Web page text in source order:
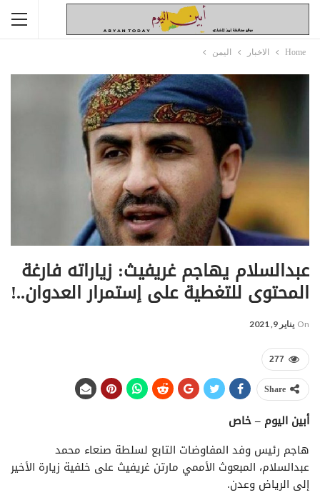
Home الاخبار اليمن
عبدالسلام يهاجم غريفيث: زياراته فارغة
المحتوى للتغطية على إستمرار العدوان..!
On يناير 9, 2021
277
Share
أبين اليوم – خاص
هاجم رئيس وفد المفاوضات التابع لسلطة صنعاء محمد
عبدالسلام، المبعوث الأممي مارتن غريفيث على خلفية زيارة الأخير
إلى الرياض وعدن.